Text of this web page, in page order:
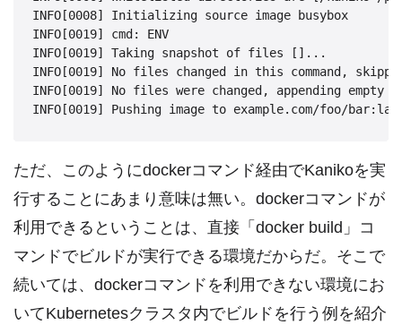
INFO[0008] Initializing source image busybox
INFO[0019] cmd: ENV
INFO[0019] Taking snapshot of files []...
INFO[0019] No files changed in this command,
INFO[0019] No files were changed, appending
ただ、このようにdockerコマンド経由でKanikoを実
行することにあまり意味は無い。dockerコマンドが
利用できるということは、直接「docker build」コ
マンドでビルドが実行できる環境だからだ。そこで
続いては、dockerコマンドを利用できない環境にお
いてKubernetesクラスタ内でビルドを行う例を紹介